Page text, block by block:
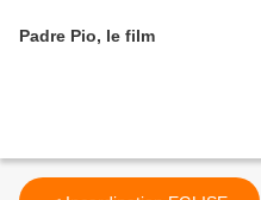
Padre Pio, le film